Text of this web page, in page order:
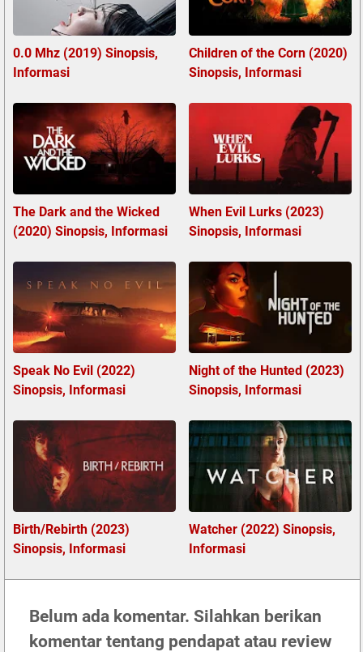
0.0 Mhz (2019) Sinopsis,
Informasi
Children of the Corn (2020)
Sinopsis, Informasi
The Dark and the Wicked
(2020) Sinopsis, Informasi
When Evil Lurks (2023)
Sinopsis, Informasi
Speak No Evil (2022)
Sinopsis, Informasi
Night of the Hunted (2023)
Sinopsis, Informasi
Birth/Rebirth (2023)
Sinopsis, Informasi
Watcher (2022) Sinopsis,
Informasi
Belum ada komentar. Silahkan berikan
komentar tentang pendapat atau review